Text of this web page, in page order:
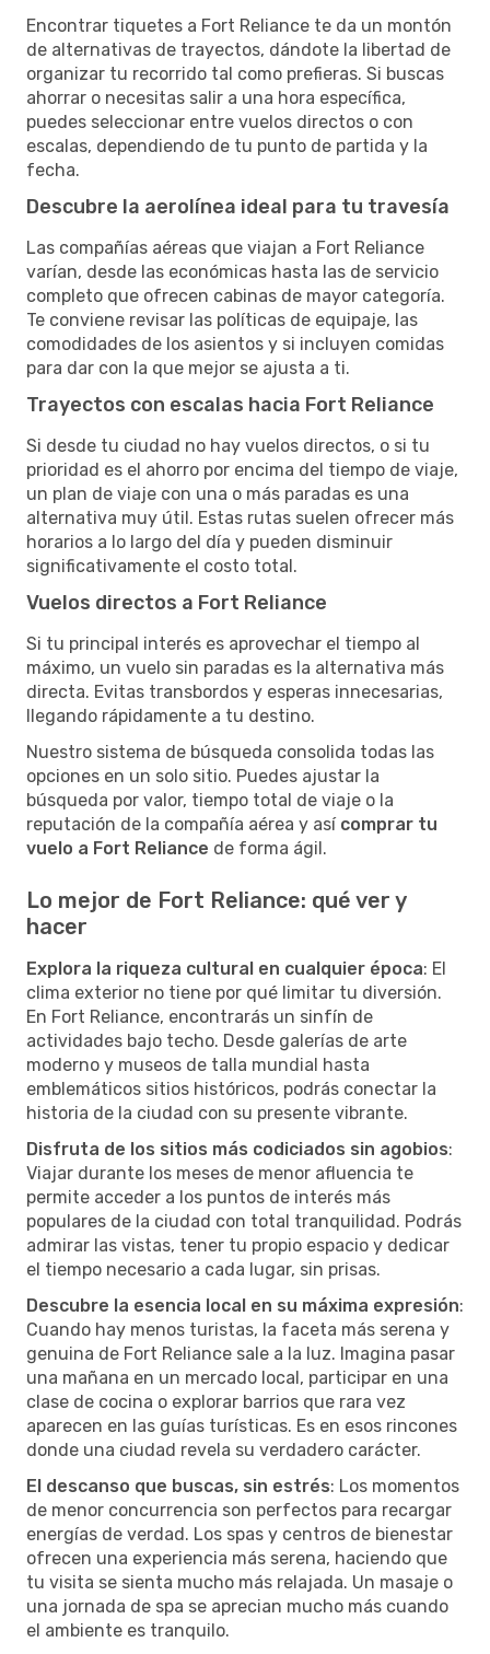
Encontrar tiquetes a Fort Reliance te da un montón
de alternativas de trayectos, dándote la libertad de
organizar tu recorrido tal como prefieras. Si buscas
ahorrar o necesitas salir a una hora específica,
puedes seleccionar entre vuelos directos o con
escalas, dependiendo de tu punto de partida y la
fecha.
Descubre la aerolínea ideal para tu travesía
Las compañías aéreas que viajan a Fort Reliance
varían, desde las económicas hasta las de servicio
completo que ofrecen cabinas de mayor categoría.
Te conviene revisar las políticas de equipaje, las
comodidades de los asientos y si incluyen comidas
para dar con la que mejor se ajusta a ti.
Trayectos con escalas hacia Fort Reliance
Si desde tu ciudad no hay vuelos directos, o si tu
prioridad es el ahorro por encima del tiempo de viaje,
un plan de viaje con una o más paradas es una
alternativa muy útil. Estas rutas suelen ofrecer más
horarios a lo largo del día y pueden disminuir
significativamente el costo total.
Vuelos directos a Fort Reliance
Si tu principal interés es aprovechar el tiempo al
máximo, un vuelo sin paradas es la alternativa más
directa. Evitas transbordos y esperas innecesarias,
llegando rápidamente a tu destino.
Nuestro sistema de búsqueda consolida todas las
opciones en un solo sitio. Puedes ajustar la
búsqueda por valor, tiempo total de viaje o la
reputación de la compañía aérea y así comprar tu
vuelo a Fort Reliance de forma ágil.
Lo mejor de Fort Reliance: qué ver y
hacer
Explora la riqueza cultural en cualquier época: El
clima exterior no tiene por qué limitar tu diversión.
En Fort Reliance, encontrarás un sinfín de
actividades bajo techo. Desde galerías de arte
moderno y museos de talla mundial hasta
emblemáticos sitios históricos, podrás conectar la
historia de la ciudad con su presente vibrante.
Disfruta de los sitios más codiciados sin agobios:
Viajar durante los meses de menor afluencia te
permite acceder a los puntos de interés más
populares de la ciudad con total tranquilidad. Podrás
admirar las vistas, tener tu propio espacio y dedicar
el tiempo necesario a cada lugar, sin prisas.
Descubre la esencia local en su máxima expresión:
Cuando hay menos turistas, la faceta más serena y
genuina de Fort Reliance sale a la luz. Imagina pasar
una mañana en un mercado local, participar en una
clase de cocina o explorar barrios que rara vez
aparecen en las guías turísticas. Es en esos rincones
donde una ciudad revela su verdadero carácter.
El descanso que buscas, sin estrés: Los momentos
de menor concurrencia son perfectos para recargar
energías de verdad. Los spas y centros de bienestar
ofrecen una experiencia más serena, haciendo que
tu visita se sienta mucho más relajada. Un masaje o
una jornada de spa se aprecian mucho más cuando
el ambiente es tranquilo.